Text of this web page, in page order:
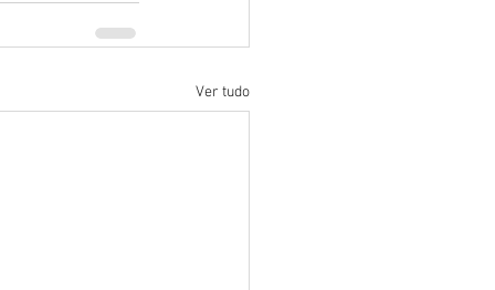
Ver tudo